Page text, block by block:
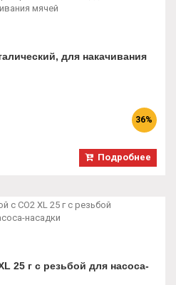
для накачивания
36%
Подробнее
25 г с резьбой для насоса-